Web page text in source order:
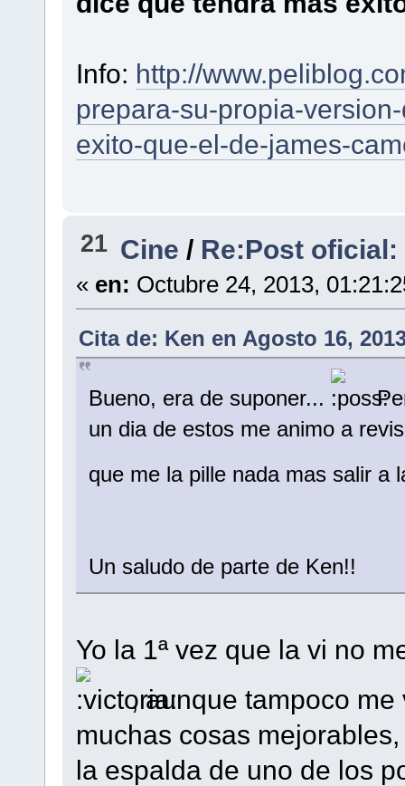
Info: http://
prepara-su-propia-
exito-que-el-de-james-
21 Cine / Re:Post oficial:
« en: Octubre 24, 2013,
Cita de: Ken en Agosto 16,
Bueno, era de suponer...
un dia de estos me animo a
que me la pille nada mas salir a
Un saludo de parte de Ken!!
Yo la 1ª vez que la vi no
, aunque tampoco
muchas cosas
la espalda de uno de los